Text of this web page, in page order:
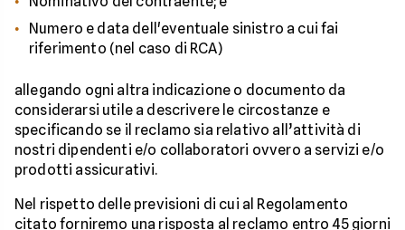
Numero e data dell'eventuale sinistro a cui fai
riferimento (nel caso di RCA)
allegando ogni altra indicazione o documento da
considerarsi utile a descrivere le circostanze e
specificando se il reclamo sia relativo all’attività di
nostri dipendenti e/o collaboratori ovvero a servizi e/o
prodotti assicurativi.
Nel rispetto delle previsioni di cui al Regolamento
citato forniremo una risposta al reclamo entro 45 giorni